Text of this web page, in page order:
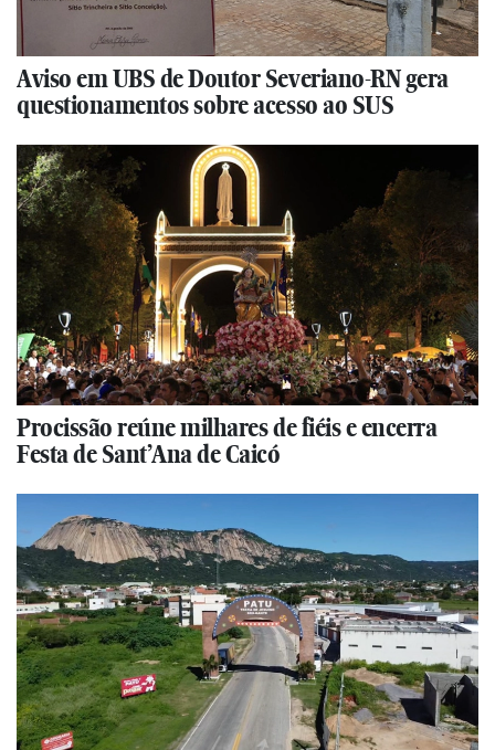
Aviso em UBS de Doutor Severiano-RN gera
questionamentos sobre acesso ao SUS
Procissão reúne milhares de fiéis e encerra
Festa de Sant’Ana de Caicó